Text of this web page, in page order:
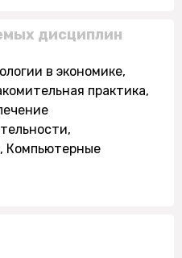
дисциплин
в экономике,
практика,
Компьютерные